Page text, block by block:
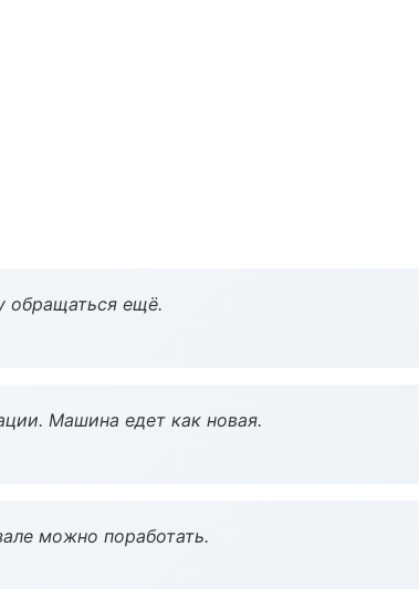
обращаться ещё.
Машина едет как новая.
можно поработать.